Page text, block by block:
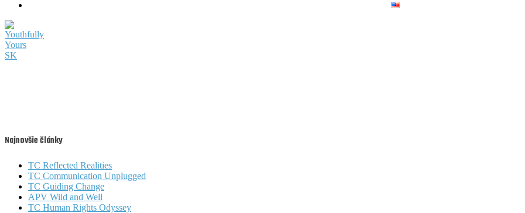
Najnovšie články
TC Reflected Realities
TC Communication Unplugged
TC Guiding Change
APV Wild and Well
TC Human Rights Odyssey